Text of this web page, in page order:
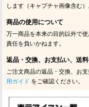
します（キャプチャ画像含む）
商品の使用について
万一商品を本来の目的以外で
責任を負いかねます。
返品・交換、お支払い、送
ご注文商品の返品・交換、お
用ガイド をご確認ください。